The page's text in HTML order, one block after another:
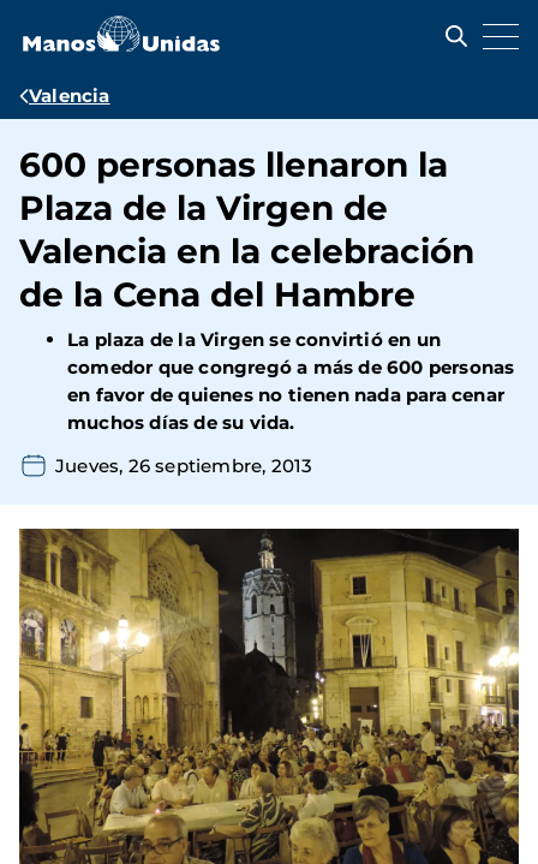
contenido
Ruta
navegación
Valencia
600 personas llenaron la
Plaza de la Virgen de
Valencia en la celebración
de la Cena del Hambre
La plaza de la Virgen se convirtió en un
comedor que congregó a más de 600 personas
en favor de quienes no tienen nada para cenar
muchos días de su vida.
Jueves, 26 septiembre, 2013